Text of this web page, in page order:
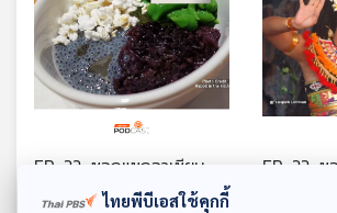
EP. 32: ซอกแซกอาเซียน
SS1 EP32 ขนมสี่ถ้วย กิน
EP. 33:
SS1
ไทยพีบีเอสใช้คุกกี้